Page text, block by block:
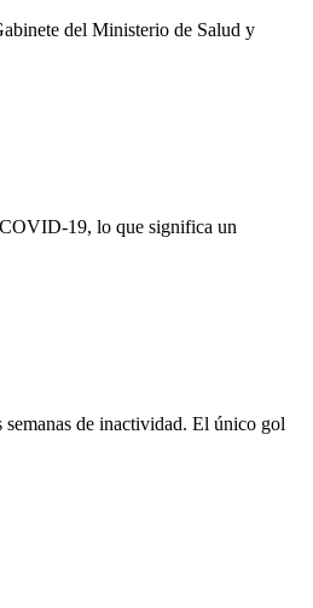
del Ministerio de Salud y
COVID-19, lo que significa un
de inactividad. El único gol